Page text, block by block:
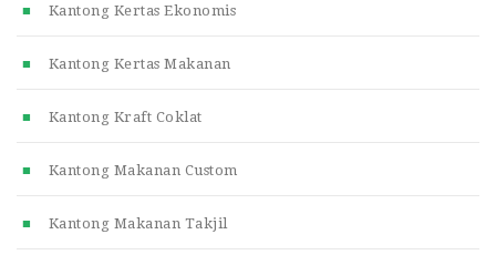
Kantong Kertas Ekonomis
Kantong Kertas Makanan
Kantong Kraft Coklat
Kantong Makanan Custom
Kantong Makanan Takjil